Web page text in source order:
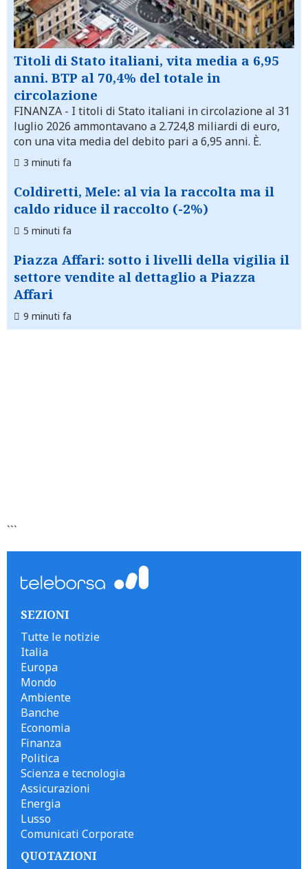
Titoli di Stato italiani, vita media a 6,95
anni. BTP al 70,4% del totale in
circolazione
FINANZA - I titoli di Stato italiani in circolazione al 31
luglio 2026 ammontavano a 2.724,8 miliardi di euro,
con una vita media del debito pari a 6,95 anni. È.
3 minuti fa
Coldiretti, Mele: al via la raccolta ma il
caldo riduce il raccolto (-2%)
5 minuti fa
Piazza Affari: sotto i livelli della vigilia il
settore vendite al dettaglio a Piazza
Affari
9 minuti fa
```
SEZIONI
Tutte le notizie
Italia
Europa
Mondo
Ambiente
Banche
Economia
Finanza
Politica
Scienza e tecnologia
Assicurazioni
Energia
Lusso
Comunicati Corporate
QUOTAZIONI